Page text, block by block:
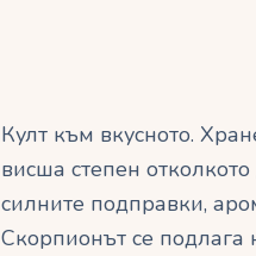
Култ към вкусното.
висша степен
силните подправки,
Скорпионът се подлага